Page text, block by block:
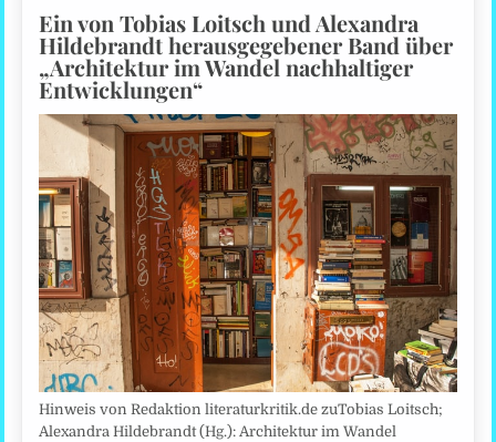
Ein von Tobias Loitsch und Alexandra
Hildebrandt herausgegebener Band über
„Architektur im Wandel nachhaltiger
Entwicklungen“
Hinweis von Redaktion literaturkritik.de zuTobias Loitsch;
Alexandra Hildebrandt (Hg.): Architektur im Wandel